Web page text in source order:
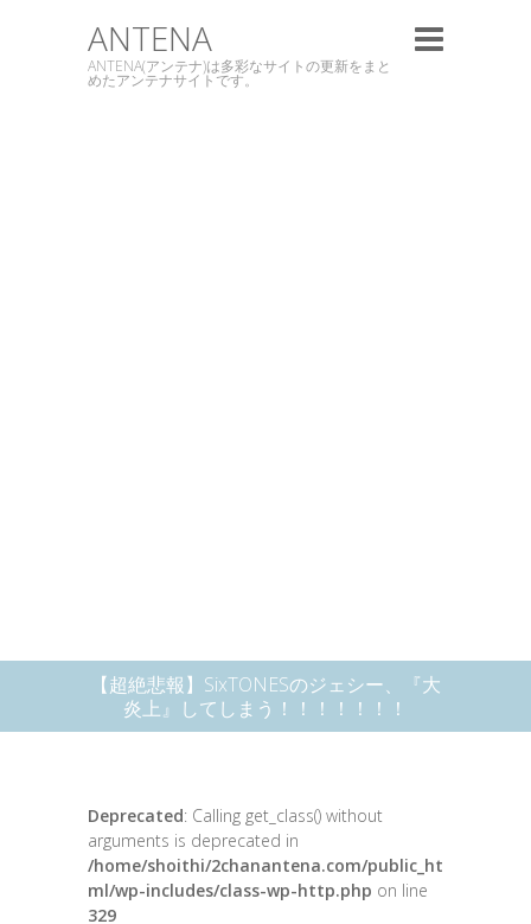
ANTENA
ANTENA(アンテナ)は多彩なサイトの更新をまと
めたアンテナサイトです。
【超絶悲報】SixTONESのジェシー、『大
炎上』してしまう！！！！！！！
Deprecated: Calling get_class() without
arguments is deprecated in
/home/shoithi/2chanantena.com/public_ht
ml/wp-includes/class-wp-http.php on line
329